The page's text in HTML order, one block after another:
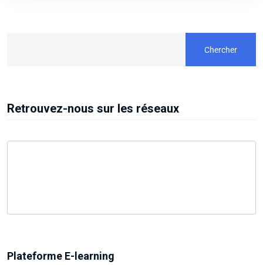
Chercher
Retrouvez-nous sur les réseaux
Plateforme E-learning